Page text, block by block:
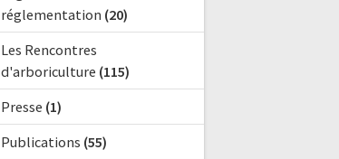
réglementation (20)
Les Rencontres
d'arboriculture (115)
Presse (1)
Publications (55)